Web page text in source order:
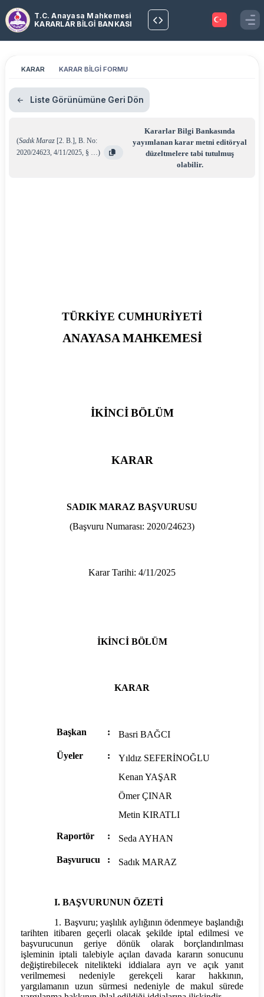
T.C. Anayasa Mahkemesi
KARARLAR BİLGİ BANKASI
KARAR KARAR BİLGİ FORMU
Liste Görünümüne Geri Dön
(Sadık Maraz [2. B.], B. No:
2020/24623, 4/11/2025, § …)
Kararlar Bilgi Bankasında
yayımlanan karar metni editöryal
düzeltmelere tabi tutulmuş
olabilir.